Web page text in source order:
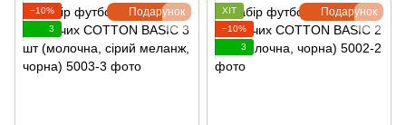
Подарунок
−10%
3
Подарунок
ХІТ
−10%
3